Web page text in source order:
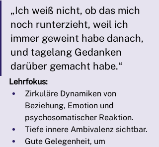
„Ich weiß nicht, ob das mich
noch runterzieht, weil ich
immer geweint habe danach,
und tagelang Gedanken
darüber gemacht habe.“
Lehrfokus:
Zirkuläre Dynamiken von
Beziehung, Emotion und
psychosomatischer Reaktion.
Tiefe innere Ambivalenz sichtbar.
Gute Gelegenheit, um